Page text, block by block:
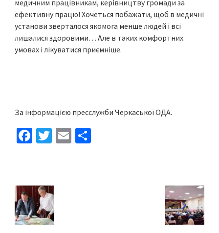
медичним працівникам, керівництву громади за
ефективну працю! Хочеться побажати, щоб в медичні
установи зверталося якомога менше людей і всі
лишалися здоровими… Але в таких комфортних
умовах і лікуватися приємніше.
За інформацією пресслужби Черкаської ОДА.
Fa
ce
o
o
k
T
wi
er
E
m h